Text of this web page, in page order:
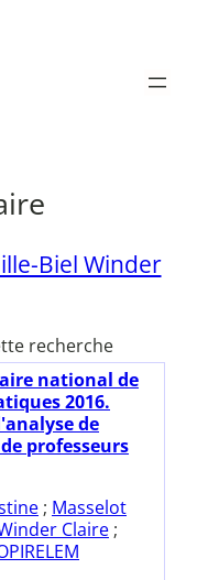
Biel Winder
recherche
national de
2016.
de
professeurs
; Masselot
Claire ;